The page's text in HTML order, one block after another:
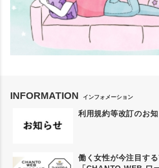
INFORMATION インフォメーション
利用規約等改訂のお
働く女性が今注目す